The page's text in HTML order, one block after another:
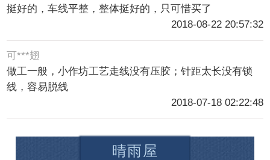
挺好的，车线平整，整体挺好的，只可惜买了
2018-08-22 20:57:32
可***翅
做工一般，小作坊工艺走线没有压胶；针距太长没有锁
线，容易脱线
2018-07-18 02:22:48
晴雨屋